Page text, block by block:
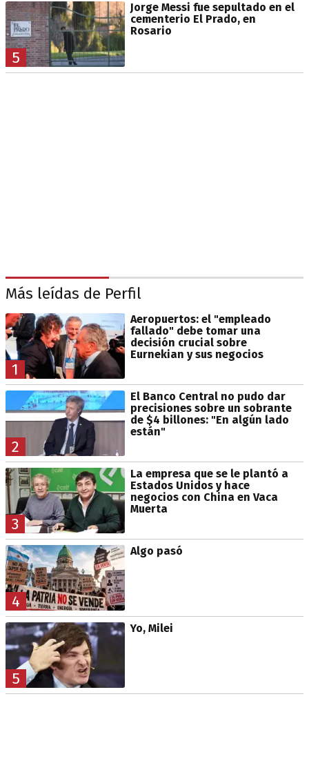
5
Jorge Messi fue sepultado en el
cementerio El Prado, en
Rosario
Más leídas de Perfil
1
Aeropuertos: el "empleado
fallado" debe tomar una
decisión crucial sobre
Eurnekian y sus negocios
2
El Banco Central no pudo dar
precisiones sobre un sobrante
de $4 billones: "En algún lado
están"
3
La empresa que se le plantó a
Estados Unidos y hace
negocios con China en Vaca
Muerta
4
Algo pasó
5
Yo, Milei